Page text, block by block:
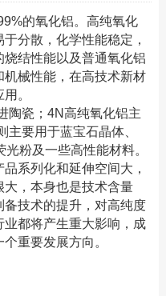
的氧化铝。高纯氧化
分散，化学性能稳定，
结性能以及普通氧化铝
械性能，在高技术新材
。
陶瓷；4N高纯氧化铝主
要用于蓝宝石晶体、
粉及一些高性能材料。
系列化和延伸空间大，
，本身也是技术含量
技术的提升，对高纯度
都将产生重大影响，成
重要发展方向。